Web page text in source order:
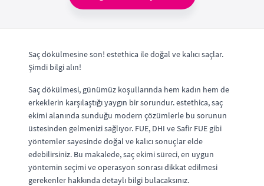
Saç dökülmesine son! estethica ile doğal ve kalıcı saçlar.
Şimdi bilgi alın!
Saç dökülmesi, günümüz koşullarında hem kadın hem de
erkeklerin karşılaştığı yaygın bir sorundur. estethica, saç
ekimi alanında sunduğu modern çözümlerle bu sorunun
üstesinden gelmenizi sağlıyor. FUE, DHI ve Safir FUE gibi
yöntemler sayesinde doğal ve kalıcı sonuçlar elde
edebilirsiniz. Bu makalede, saç ekimi süreci, en uygun
yöntemin seçimi ve operasyon sonrası dikkat edilmesi
gerekenler hakkında detaylı bilgi bulacaksınız.